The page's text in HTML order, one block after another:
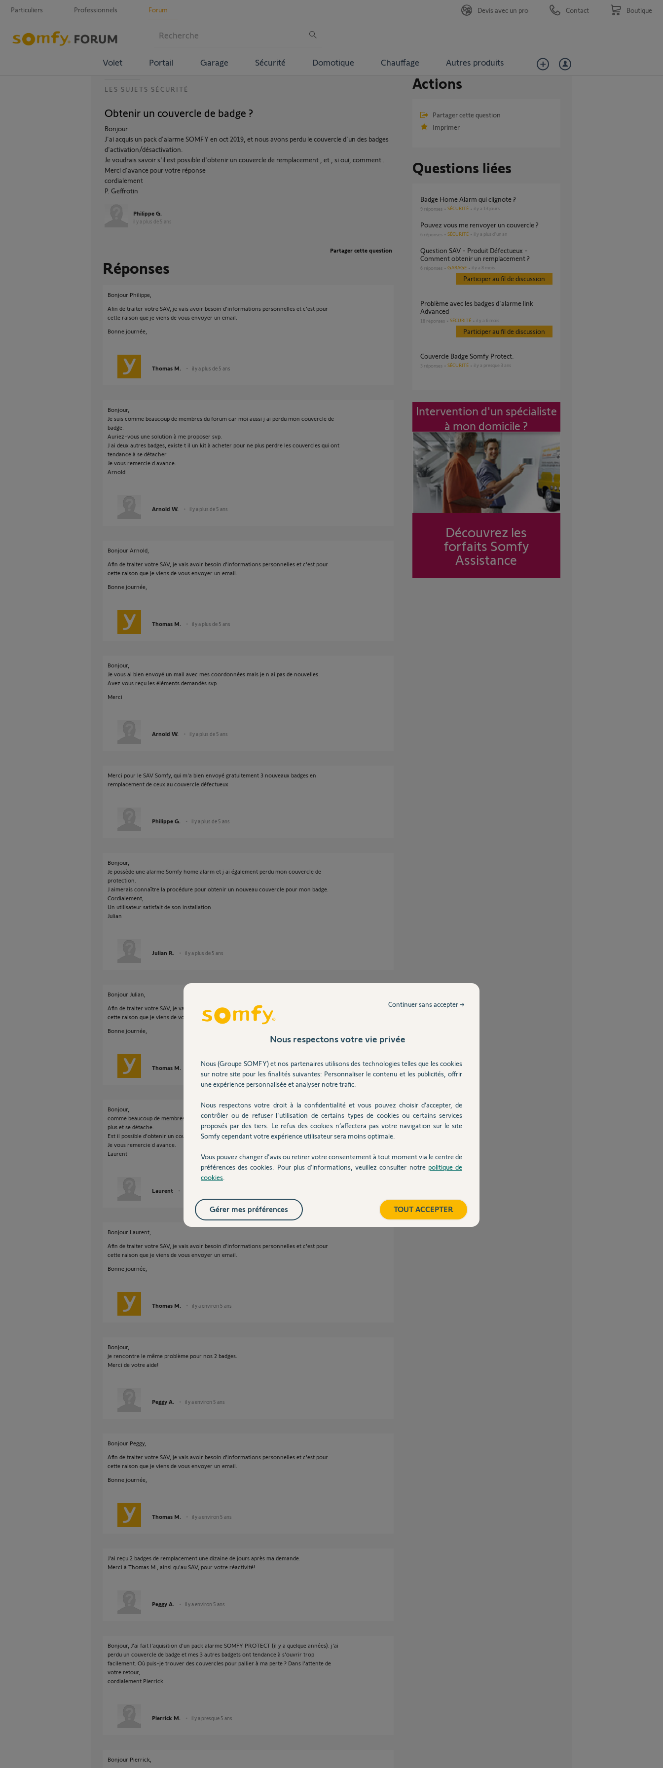
Particuliers Professionnels Forum
Volet Portail Garage Sécurité Domotique Chauffage Autres produits
Devis avec un pro Contact Boutique
LES SUJETS SÉCURITÉ
Obtenir un couvercle de badge ?
Bonjour
J'ai acquis un pack d'alarme SOMFY en oct 2019, et nous avons perdu le couvercle d'un des badges
d'activation/désactivation.
Je voudrais savoir s'il est possible d'obtenir un couvercle de remplacement , et , si oui, comment .
Merci d'avance pour votre réponse
cordialement
P. Geffrotin
Philippe G.
il y a plus de 5 ans
Partager cette question
Réponses
Bonjour Philippe,
Afin de traiter votre SAV, je vais avoir besoin d'informations personnelles et c'est pour
cette raison que je viens de vous envoyer un email.
Bonne journée,
Thomas M. il y a plus de 5 ans
Bonjour,
Je suis comme beaucoup de membres du forum car moi aussi j ai perdu mon couvercle de
badge.
Auriez-vous une solution à me proposer svp.
J ai deux autres badges, existe t il un kit à acheter pour ne plus perdre les couvercles qui ont
tendance à se détacher.
Je vous remercie d avance.
Arnold
Arnold W. il y a plus de 5 ans
Bonjour Arnold,
Afin de traiter votre SAV, je vais avoir besoin d'informations personnelles et c'est pour
cette raison que je viens de vous envoyer un email.
Bonne journée,
Thomas M. il y a plus de 5 ans
Bonjour,
Je vous ai bien envoyé un mail avec mes coordonnées mais je n ai pas de nouvelles.
Avez vous reçu les éléments demandés svp
Merci
Arnold W. il y a plus de 5 ans
Merci pour le SAV Somfy, qui m'a bien envoyé gratuitement 3 nouveaux badges en
remplacement de ceux au couvercle défectueux
Philippe G. il y a plus de 5 ans
Bonjour,
Je possède une alarme Somfy home alarm et j ai également perdu mon couvercle de
protection.
J aimerais connaître la procédure pour obtenir un nouveau couvercle pour mon badge.
Cordialement,
Un utilisateur satisfait de son installation
Julian
Julian R. il y a plus de 5 ans
Bonjour Julian,
Afin de traiter votre SAV, je vais avoir besoin d'informations personnelles et c'est pour
cette raison que je viens de vous envoyer un email.
Bonne journée,
Thomas M. il y a plus de 5 ans
Bonjour,
comme beaucoup de membres du forum, les couvercle de mes deux badges ne tiennent
plus et se détache.
Est il possible d'obtenir un couvercle de remplacement.
Je vous remercie d avance.
Laurent
Laurent
Bonjour Laurent,
Afin de traiter votre SAV, je vais avoir besoin d'informations personnelles et c'est pour
cette raison que je viens de vous envoyer un email.
Bonne journée,
Thomas M. il y a environ 5 ans
Bonjour,
je rencontre le même problème pour nos 2 badges.
Merci de votre aide!
Peggy A. il y a environ 5 ans
Bonjour Peggy,
Afin de traiter votre SAV, je vais avoir besoin d'informations personnelles et c'est pour
cette raison que je viens de vous envoyer un email.
Bonne journée,
Thomas M. il y a environ 5 ans
J'ai reçu 2 badges de remplacement une dizaine de jours après ma demande.
Merci à Thomas M., ainsi qu'au SAV, pour votre réactivité!
Peggy A. il y a environ 5 ans
Bonjour, J'ai fait l'aquisition d'un pack alarme SOMFY PROTECT (il y a quelque années). j'ai
perdu un couvercle de badge et mes 3 autres badgets ont tendance à s'ouvrir trop
facilement. Où puis-je trouver des couvercles pour pallier à ma perte ? Dans l'attente de
votre retour,
cordialement Pierrick
Pierrick M. il y a presque 5 ans
Bonjour Pierrick,
Actions
Partager cette question
Imprimer
Questions liées
Badge Home Alarm qui clignote ?
9 réponses SÉCURITÉ il y a 13 jours
Pouvez vous me renvoyer un couvercle ?
6 réponses SÉCURITÉ il y a plus d'un an
Question SAV - Produit Défectueux -
Comment obtenir un remplacement ?
6 réponses GARAGE il y a 8 mois
Participer au fil de discussion
Problème avec les badges d'alarme link
Advanced
18 réponses SÉCURITÉ il y a 6 mois
Participer au fil de discussion
Couvercle Badge Somfy Protect.
3 réponses SÉCURITÉ il y a presque 3 ans
Intervention d'un spécialiste
à mon domicile ?
Découvrez les
forfaits Somfy
Assistance
Nous respectons votre vie privée
Nous (Groupe SOMFY) et nos partenaires utilisons des technologies telles que les cookies
sur notre site pour les finalités suivantes: Personnaliser le contenu et les publicités, offrir
une expérience personnalisée et analyser notre trafic.
Nous respectons votre droit à la confidentialité et vous pouvez choisir d’accepter, de
contrôler ou de refuser l'utilisation de certains types de cookies ou certains services
proposés par des tiers. Le refus des cookies n’affectera pas votre navigation sur le site
Somfy cependant votre expérience utilisateur sera moins optimale.
Vous pouvez changer d'avis ou retirer votre consentement à tout moment via le centre de
préférences des cookies. Pour plus d’informations, veuillez consulter notre politique de
cookies
Continuer sans accepter →
TOUT ACCEPTER
Gérer mes préférences